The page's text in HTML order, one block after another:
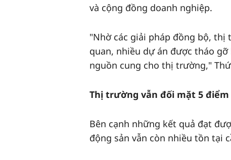
và cộng đồng doanh nghiệp.
"Nhờ các giải pháp đồng bộ,
quan, nhiều dự án được tháo
nguồn cung cho thị trường,"
Thị trường vẫn đối mặt 5
Bên cạnh những kết quả đạt
động sản vẫn còn nhiều tồn tại